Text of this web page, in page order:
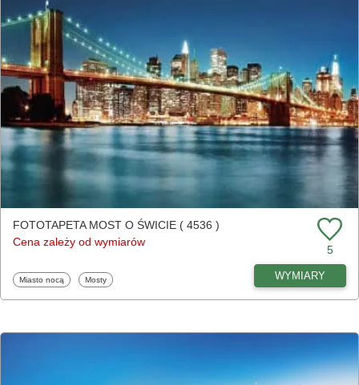
FOTOTAPETA MOST O ŚWICIE ( 4536 )
Cena zależy od wymiarów
5
Fototapety
Miasto nocą Fototapety
Mosty WYMIARY